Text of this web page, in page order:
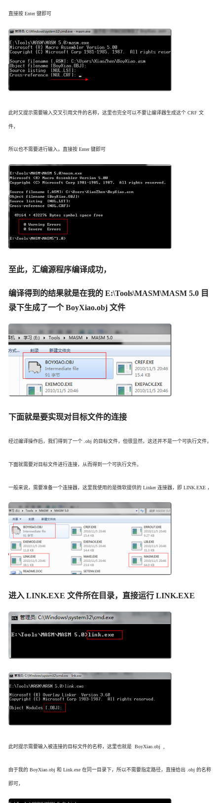
直接按 Enter 键即可
此时又提示需要输入交叉引用文件的名称，这里也完全可以不要让编译器生成这个 CRF 文
件，
所以也不需要进行输入，直接按 Enter 键即可
至此，汇编源程序编译成功，
编译得到的结果就是在我的 E:\Tools\MASM\MASM 5.0 目
录下生成了一个 BoyXiao.obj 文件
下面就是要实现对目标文件的连接
经过编译操作后，我们得到了一个 .obj 的目标文件，但很显然，这还并不是一个可执行文件，
下面就需要对目标文件进行连接，从而得到一个可执行文件。
一般来说，需要准备一个连接器，这里我使用的是微软提供的 Linker 连接器，即 LINK.EXE ，
进入 LINK.EXE 文件所在目录，直接运行 LINK.EXE
此时提示需要输入被连接的目标文件的名称，这里也就是 BoyXiao.obj ,
由于我的 BoyXiao.obj 和 Link.exe 在同一目录下，所以不需要指定路径，直接给出 .obj 的名称
即可，